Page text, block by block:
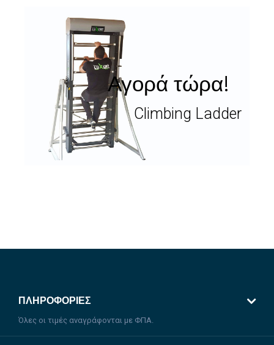
Αγορά τώρα!
Climbing Ladder
ΠΛΗΡΟΦΟΡΊΕΣ
Όλες οι τιμές αναγράφονται με ΦΠΑ.